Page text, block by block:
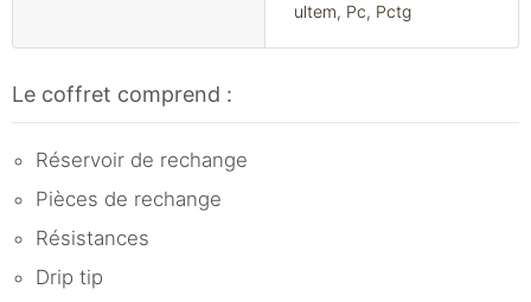
ultem, Pc, Pctg
Le coffret comprend :
Réservoir de rechange
Pièces de rechange
Résistances
Drip tip